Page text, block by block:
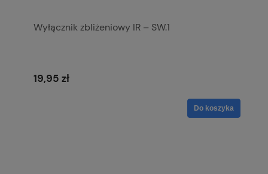
Wyłącznik zbliżeniowy IR – SW.1
19,95 zł
Do koszyka